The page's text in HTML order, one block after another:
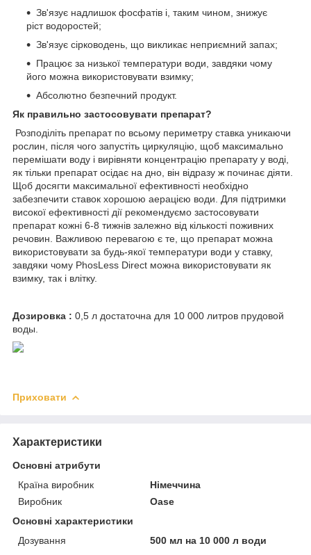
Зв'язує надлишок фосфатів і, таким чином, знижує
ріст водоростей;
Зв'язує сірководень, що викликає неприємний запах;
Працює за низької температури води, завдяки чому
його можна використовувати взимку;
Абсолютно безпечний продукт.
Як правильно застосовувати препарат?
Розподіліть препарат по всьому периметру ставка уникаючи
рослин, після чого запустіть циркуляцію, щоб максимально
перемішати воду і вирівняти концентрацію препарату у воді,
як тільки препарат осідає на дно, він відразу ж починає діяти.
Щоб досягти максимальної ефективності необхідно
забезпечити ставок хорошою аерацією води. Для підтримки
високої ефективності дії рекомендуємо застосовувати
препарат кожні 6-8 тижнів залежно від кількості поживних
речовин. Важливою перевагою є те, що препарат можна
використовувати за будь-якої температури води у ставку,
завдяки чому PhosLess Direct можна використовувати як
взимку, так і влітку.
Дозировка : 0,5 л достаточна для 10 000 литров прудовой
воды.
Приховати
Характеристики
Основні атрибути
Країна виробник
Німеччина
Виробник
Oase
Основні характеристики
Дозування
500 мл на 10 000 л води